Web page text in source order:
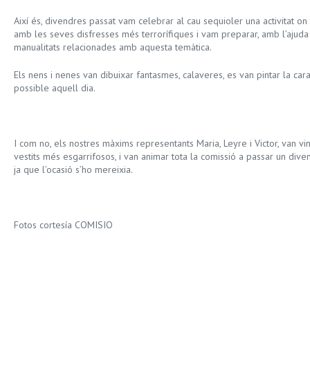
Així és, divendres passat vam celebrar al cau sequioler una activitat
amb les seves disfresses més terrorífiques i vam preparar, amb
manualitats relacionades amb aquesta temàtica.
Els nens i nenes van dibuixar fantasmes, calaveres, es van pintar la
possible aquell dia.
I com no, els nostres màxims representants Maria, Leyre i Victor, van
vestits més esgarrifosos, i van animar tota la comissió a passar un
ja que l’ocasió s’ho mereixia.
Fotos cortesía COMISIO